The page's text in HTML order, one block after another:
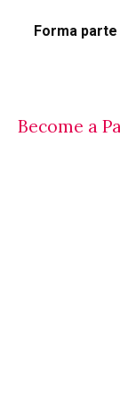
Forma
Become a